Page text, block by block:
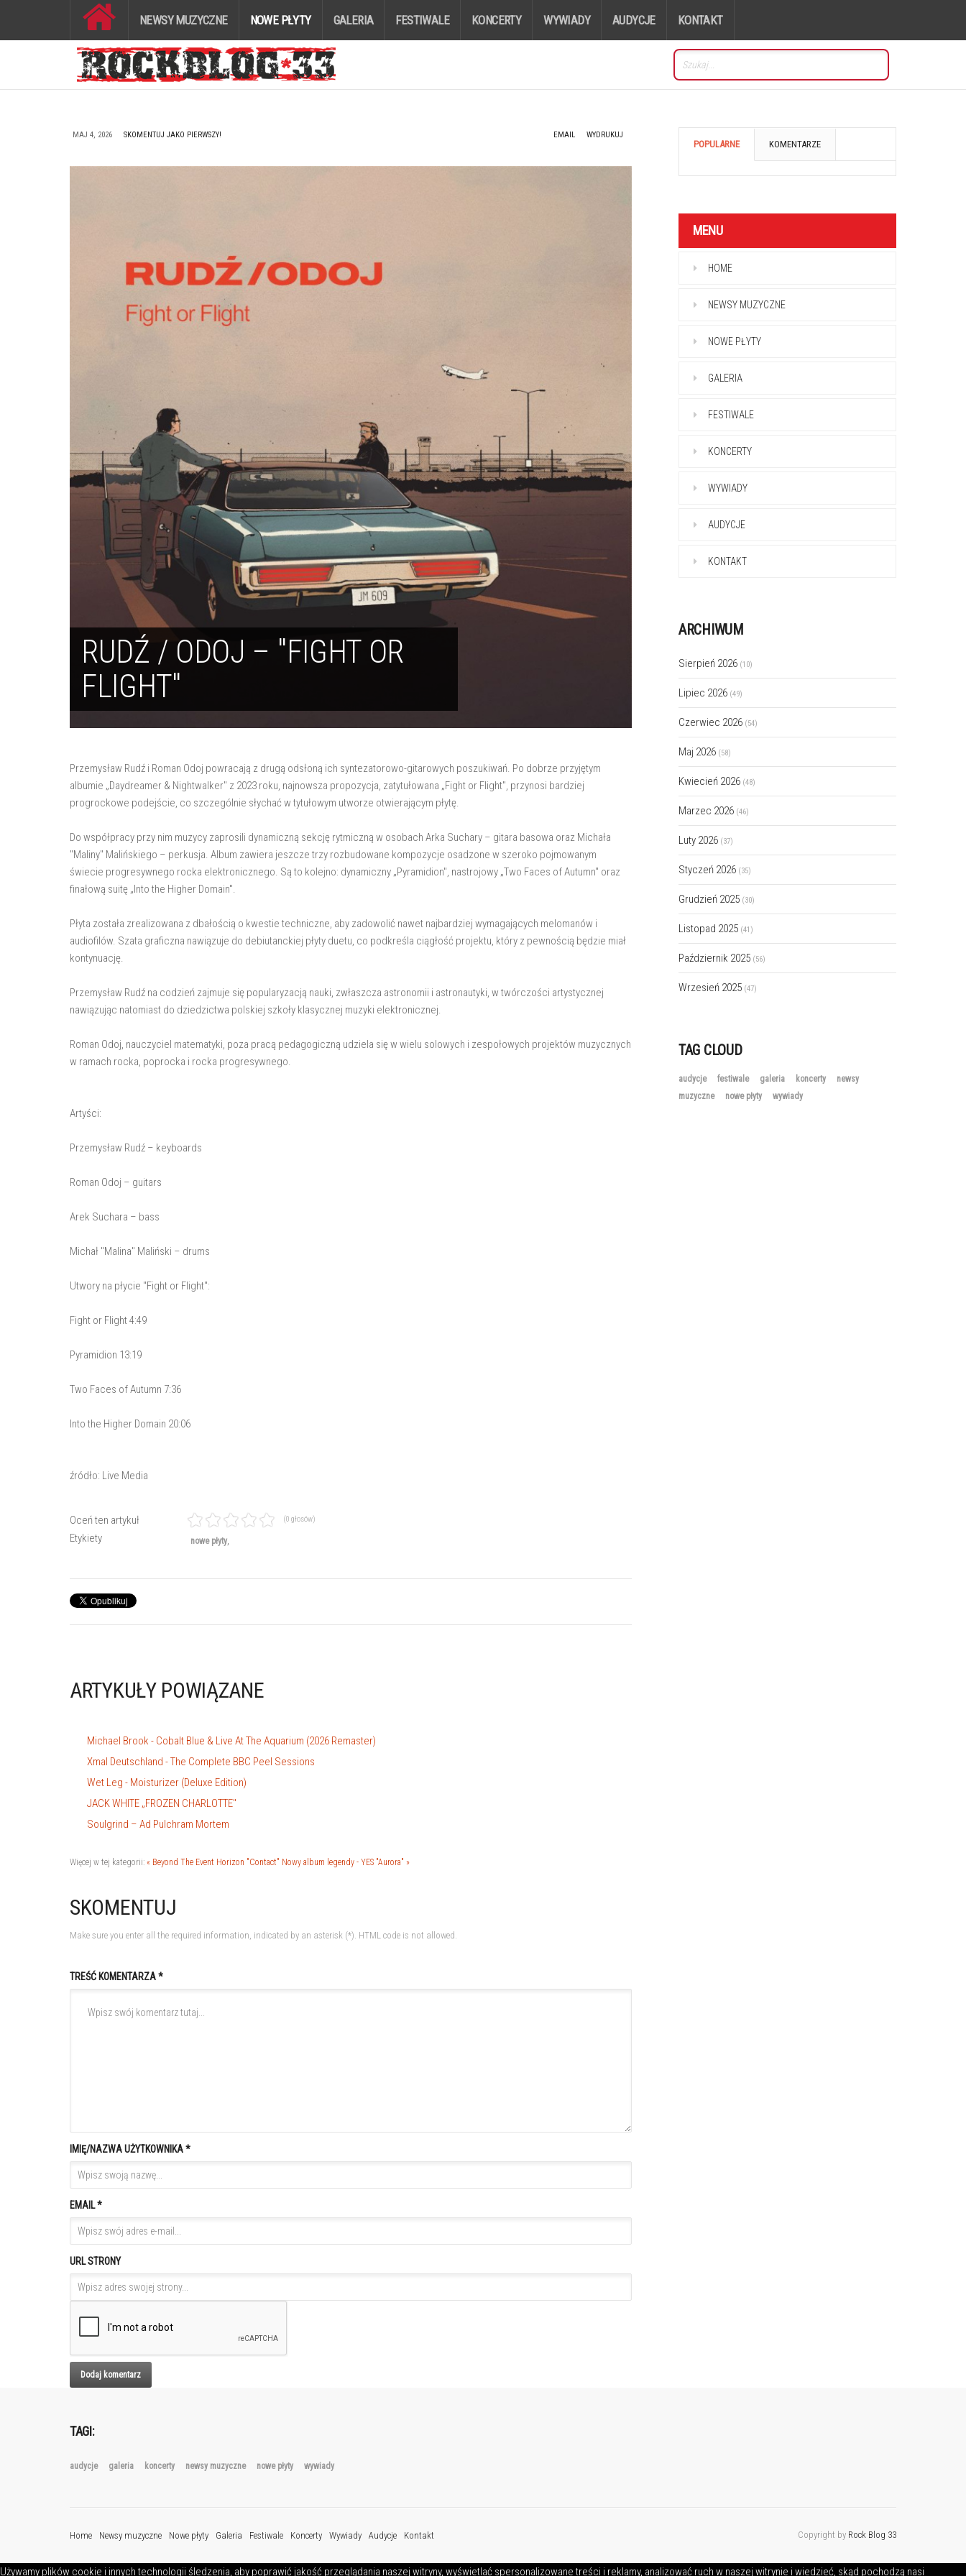
NEWSY MUZYCZNE NOWE PŁYTY GALERIA FESTIWALE KONCERTY WYWIADY AUDYCJE KONTAKT
MAJ 4, 2026 WYDRUKUJ
EMAIL
SKOMENTUJ JAKO PIERWSZY!
RUDŹ / ODOJ – "FIGHT OR
FLIGHT"
Przemysław Rudź i Roman Odoj powracają z drugą odsłoną ich syntezatorowo-gitarowych poszukiwań. Po dobrze przyjętym
albumie „Daydreamer & Nightwalker" z 2023 roku, najnowsza propozycja, zatytułowana „Fight or Flight", przynosi bardziej
progrockowe podejście, co szczególnie słychać w tytułowym utworze otwierającym płytę.
Do współpracy przy nim muzycy zaprosili dynamiczną sekcję rytmiczną w osobach Arka Suchary – gitara basowa oraz Michała
"Maliny" Malińskiego – perkusja. Album zawiera jeszcze trzy rozbudowane kompozycje osadzone w szeroko pojmowanym
świecie progresywnego rocka elektronicznego. Są to kolejno: dynamiczny „Pyramidion", nastrojowy „Two Faces of Autumn" oraz
finałową suitę „Into the Higher Domain".
Płyta została zrealizowana z dbałością o kwestie techniczne, aby zadowolić nawet najbardziej wymagających melomanów i
audiofilów. Szata graficzna nawiązuje do debiutanckiej płyty duetu, co podkreśla ciągłość projektu, który z pewnością będzie miał
kontynuację.
Przemysław Rudź na codzień zajmuje się popularyzacją nauki, zwłaszcza astronomii i astronautyki, w twórczości artystycznej
nawiązując natomiast do dziedzictwa polskiej szkoły klasycznej muzyki elektronicznej.
Roman Odoj, nauczyciel matematyki, poza pracą pedagogiczną udziela się w wielu solowych i zespołowych projektów muzycznych
w ramach rocka, poprocka i rocka progresywnego.
Artyści:
Przemysław Rudź – keyboards
Roman Odoj – guitars
Arek Suchara – bass
Michał "Malina" Maliński – drums
Utwory na płycie "Fight or Flight":
Fight or Flight 4:49
Pyramidion 13:19
Two Faces of Autumn 7:36
Into the Higher Domain 20:06
źródło: Live Media
Oceń ten artykuł (0 głosów)
Etykiety nowe płyty
ARTYKUŁY POWIĄZANE
Michael Brook - Cobalt Blue & Live At The Aquarium (2026 Remaster)
Xmal Deutschland - The Complete BBC Peel Sessions
Wet Leg - Moisturizer (Deluxe Edition)
JACK WHITE „FROZEN CHARLOTTE"
Soulgrind – Ad Pulchram Mortem
Więcej w tej kategorii: « Beyond The Event Horizon "Contact" Nowy album legendy - YES "Aurora" »
SKOMENTUJ
Make sure you enter all the required information, indicated by an asterisk (*). HTML code is not allowed.
TREŚĆ KOMENTARZA *
IMIĘ/NAZWA UŻYTKOWNIKA *
EMAIL *
URL STRONY
POPULARNE KOMENTARZE
MENU
HOME
NEWSY MUZYCZNE
NOWE PŁYTY
GALERIA
FESTIWALE
KONCERTY
WYWIADY
AUDYCJE
KONTAKT
ARCHIWUM
Sierpień 2026 (10)
Lipiec 2026 (49)
Czerwiec 2026 (54)
Maj 2026 (58)
Kwiecień 2026 (48)
Marzec 2026 (46)
Luty 2026 (37)
Styczeń 2026 (35)
Grudzień 2025 (30)
Listopad 2025 (41)
Październik 2025 (56)
Wrzesień 2025 (47)
TAG CLOUD
audycje festiwale galeria koncerty
newsy
muzyczne
nowe płyty wywiady
TAGI:
audycje galeria koncerty newsy muzyczne nowe płyty wywiady
Home Newsy muzyczne Nowe płyty Galeria Festiwale Koncerty Wywiady Audycje Kontakt Copyright by Rock Blog 33
Używamy plików cookie i innych technologii śledzenia, aby poprawić jakość przeglądania naszej witryny, wyświetlać spersonalizowane treści i reklamy, analizować ruch w naszej witrynie i wiedzieć, skąd pochodzą nasi